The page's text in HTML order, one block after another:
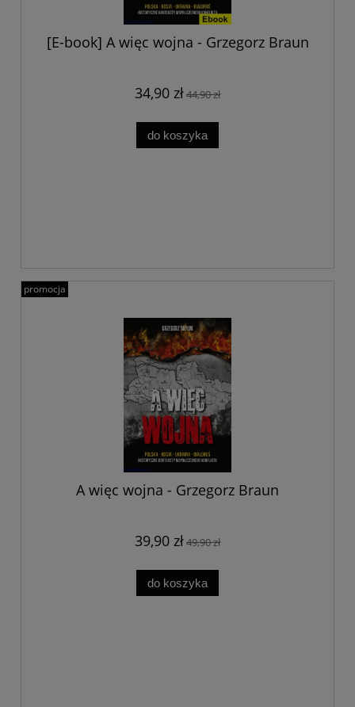
[E-book] A więc wojna - Grzegorz Braun
34,90 zł44,90 zł
do koszyka
A więc wojna - Grzegorz Braun
39,90 zł49,90 zł
do koszyka
promocja